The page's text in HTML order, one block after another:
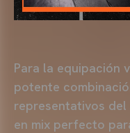
Para la equipación
potente
representativos del
en mix perfecto